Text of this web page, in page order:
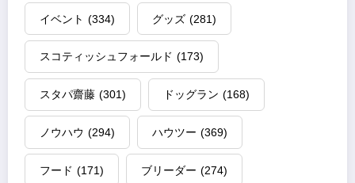
イベント (334) グッズ (281)
スコティッシュフォールド (173)
スタパ齋藤 (301) ドッグラン (168)
ノウハウ (294) ハウツー (369)
フード (171) ブリーダー (274)